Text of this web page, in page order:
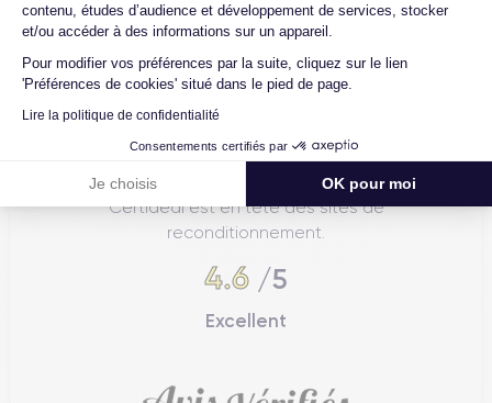
contenu, études d’audience et développement de services, stocker
et/ou accéder à des informations sur un appareil.
Pour modifier vos préférences par la suite, cliquez sur le lien
'Préférences de cookies' situé dans le pied de page.
Lire la politique de confidentialité
Consentements certifiés par
Je choisis OK pour moi
4.6/5
Certideal est en tête des sites de
reconditionnement.
4.6 /5
Excellent